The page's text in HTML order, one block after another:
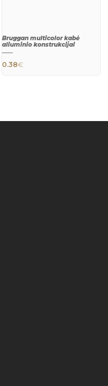
Bruggan multicolor kabė
aliuminio konstrukcijai
0.38€